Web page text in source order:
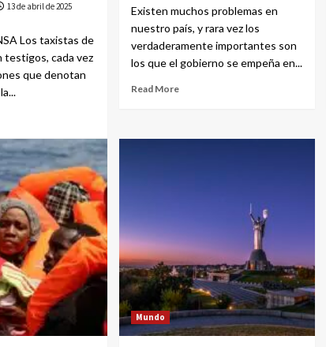
13 de abril de 2025
Los taxistas de
testigos, cada vez
que denotan
Existen muchos problemas en
nuestro país, y rara vez los
verdaderamente importantes son
los que el gobierno se empeña en...
Read More
Mundo